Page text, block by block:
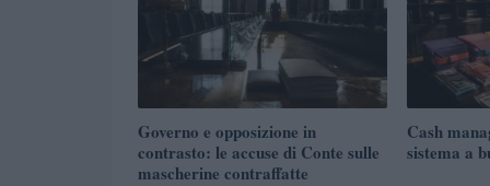
Governo e opposizione in
contrasto: le accuse di Conte sulle
mascherine contraffatte
Cash
sistema a